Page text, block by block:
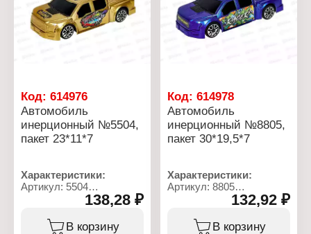
Код: 614976
Автомобиль
инерционный №5504,
пакет 23*11*7
Характеристики:
Артикул: 5504
Тип товара: Машина
Механизм: инерционный
механизм
138,28 ₽
В корзину
Код:614978
Автомобиль
инерционный №8805,
пакет 30*19,5*7
Характеристики:
Артикул: 8805
Тип товара: Машина
Механизм: инерционный
механизм
132,92 ₽
В корзину